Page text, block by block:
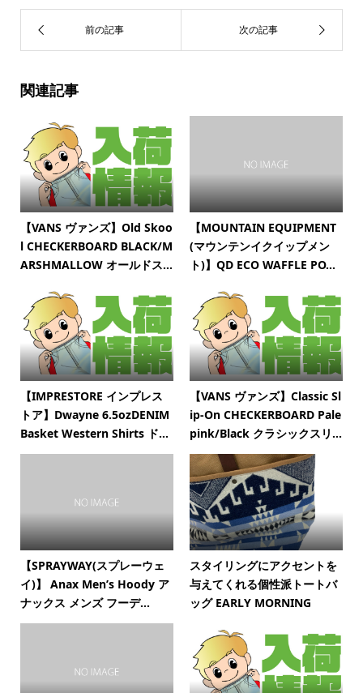
関連記事
【VANS ヴァンズ】Old Skoo
l CHECKERBOARD BLACK/M
ARSHMALLOW オールドス...
【MOUNTAIN EQUIPMENT
(マウンテンイクイップメン
ト)】QD ECO WAFFLE PO...
【IMPRESTORE インプレス
トア】Dwayne 6.5ozDENIM
Basket Western Shirts ド...
【VANS ヴァンズ】Classic Sl
ip-On CHECKERBOARD Pale
pink/Black クラシックスリ...
【SPRAYWAY(スプレーウェ
イ)】 Anax Men’s Hoody ア
ナックス メンズ フーデ...
スタイリングにアクセントを
与えてくれる個性派トートバ
ッグ EARLY MORNING